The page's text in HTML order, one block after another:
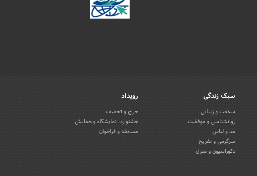
سبک زندگی
سلامت و زیبایی
روانشناسی و موفقیت
مد و لباس
سرگرمی و تفریح
دکوراسیون و منزل
رویداد
حراج و تخفیف
جشنواره، نمایشگاه و همایش
مسابقه و فراخوان